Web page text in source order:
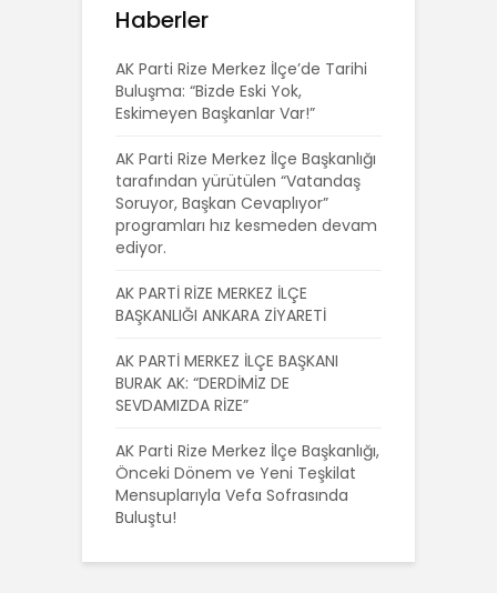
Haberler
AK Parti Rize Merkez İlçe’de Tarihi
Buluşma: “Bizde Eski Yok,
Eskimeyen Başkanlar Var!”
AK Parti Rize Merkez İlçe Başkanlığı
tarafından yürütülen “Vatandaş
Soruyor, Başkan Cevaplıyor”
programları hız kesmeden devam
ediyor.
AK PARTİ RİZE MERKEZ İLÇE
BAŞKANLIĞI ANKARA ZİYARETİ
AK PARTİ MERKEZ İLÇE BAŞKANI
BURAK AK: “DERDİMİZ DE
SEVDAMIZDA RİZE”
AK Parti Rize Merkez İlçe Başkanlığı,
Önceki Dönem ve Yeni Teşkilat
Mensuplarıyla Vefa Sofrasında
Buluştu!